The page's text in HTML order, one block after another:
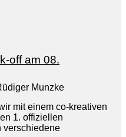
off am 08.
Munzke
mit einem co-kreativen
1. offiziellen
verschiedene